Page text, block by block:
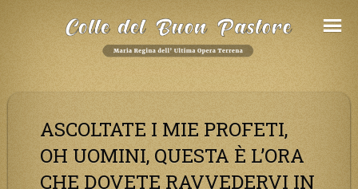
ASCOLTATE I MIE PROFETI,
OH UOMINI, QUESTA È L’ORA
CHE DOVETE RAVVEDERVI IN